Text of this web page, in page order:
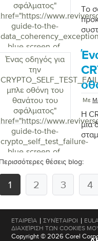
σφάλματος"
href="https://
guide-to-the-
blue-screen-of-
death-error/">
Το
Ένας οδηγός για
την
μπλε οθόνη του
θανάτου του
σφάλματος"
href="https://
guide-to-the-
crypto_self_test_failure-
blue-screen-of-
death-error/">
Με
Η
μια
θέσεις blog:
1 2 3 4
ΕΤΑΙΡΕΊΑ | ΣΥΝΈΤΑΙΡΟΙ |
ΔΙΑΧΕΊΡΙΣΗ ΤΩΝ COOKIES
Copyright © 2026 Corel